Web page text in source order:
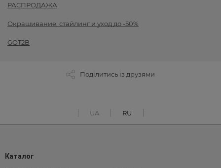
РАСПРОДАЖА
Окрашивание, стайлинг и уход до -50%
GOT2B
Поділитись із друзями
UA RU
Каталог